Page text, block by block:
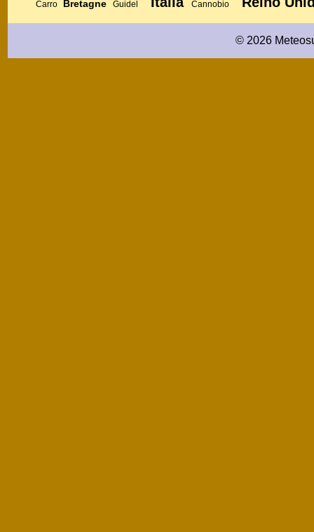
Carro Bretagne Guidel Cannobio
© 2026